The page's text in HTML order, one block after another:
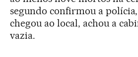
segundo confirmou a
chegou ao local, achou a
vazia.